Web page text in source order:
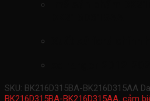
SKU: BK216D315BA-BK216D315AA
BK216D315BA-BK216D315AA, cảm